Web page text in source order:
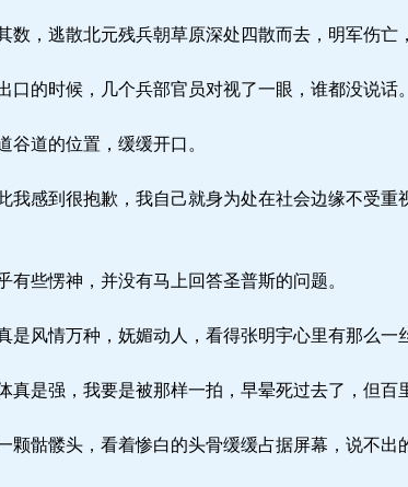
，逃散北元残兵朝草原深处四散而去，明军伤亡
的时候，几个兵部官员对视了一眼，谁都没说话。
道的位置，缓缓开口。
感到很抱歉，我自己就身为处在社会边缘不受重
些愣神，并没有马上回答圣普斯的问题。
风情万种，妩媚动人，看得张明宇心里有那么一
是强，我要是被那样一拍，早晕死过去了，但百
骷髅头，看着惨白的头骨缓缓占据屏幕，说不出